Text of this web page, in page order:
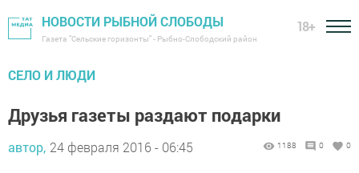
НОВОСТИ РЫБНОЙ СЛОБОДЫ
Газета "Сельские горизонты" - Рыбно-Слободский район
18+
CЕЛО И ЛЮДИ
Друзья газеты раздают подарки
автор, 24 февраля 2016 - 06:45 1188 0 0